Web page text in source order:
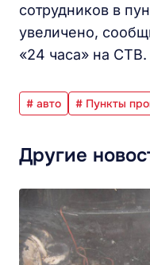
сотрудников в
увеличено,
«24 часа» на СТВ.
# авто # Пункты
Другие